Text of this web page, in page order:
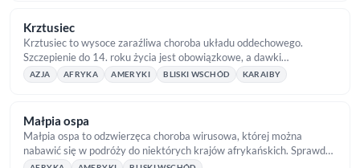
Krztusiec
Krztusiec to wysoce zaraźliwa choroba układu oddechowego.
Szczepienie do 14. roku życia jest obowiązkowe, a dawki
przypominające wykonasz w TropicalMed.
AZJA AFRYKA AMERYKI BLISKI WSCHÓD KARAIBY
Małpia ospa
Małpia ospa to odzwierzęca choroba wirusowa, której można
nabawić się w podróży do niektórych krajów afrykańskich. Sprawdź
szczegóły!